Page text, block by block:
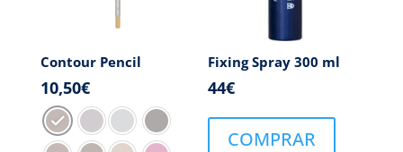
Contour Pencil
10,50€
Fixing Spray 300 ml
44€
COMPRAR